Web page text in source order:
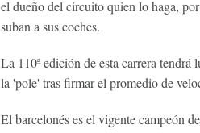
el dueño del circuito quien lo haga,
suban a sus coches.
La 110ª edición de esta carrera
la 'pole' tras firmar el promedio de
El barcelonés es el vigente campeón